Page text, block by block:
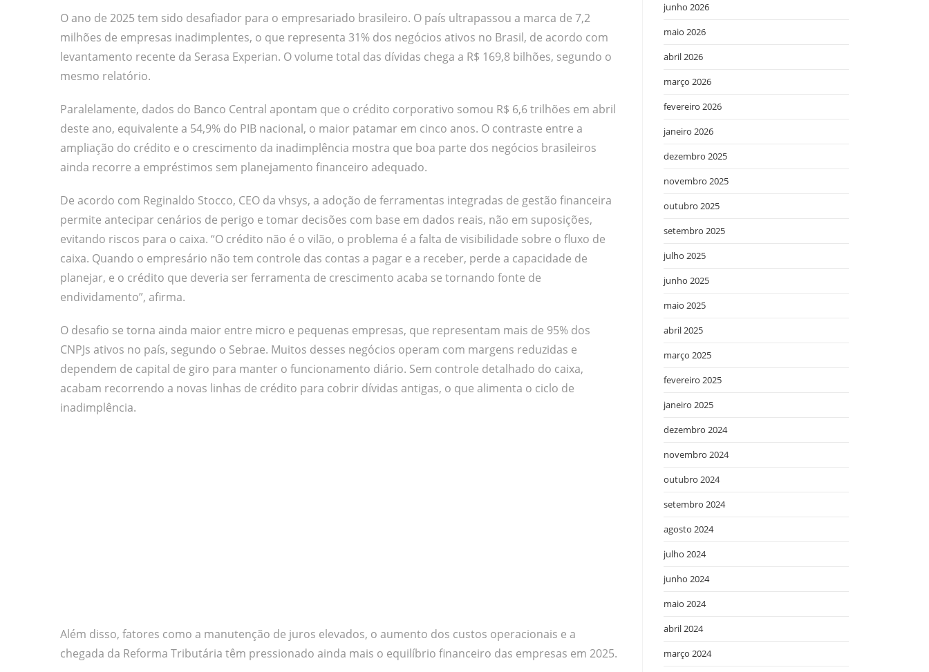
O ano de 2025 tem sido desafiador para o empresariado brasileiro. O país ultrapassou a marca de 7,2
milhões de empresas inadimplentes, o que representa 31% dos negócios ativos no Brasil, de acordo com
levantamento recente da Serasa Experian. O volume total das dívidas chega a R$ 169,8 bilhões, segundo o
mesmo relatório.
Paralelamente, dados do Banco Central apontam que o crédito corporativo somou R$ 6,6 trilhões em abril
deste ano, equivalente a 54,9% do PIB nacional, o maior patamar em cinco anos. O contraste entre a
ampliação do crédito e o crescimento da inadimplência mostra que boa parte dos negócios brasileiros
ainda recorre a empréstimos sem planejamento financeiro adequado.
De acordo com Reginaldo Stocco, CEO da vhsys, a adoção de ferramentas integradas de gestão financeira
permite antecipar cenários de perigo e tomar decisões com base em dados reais, não em suposições,
evitando riscos para o caixa. “O crédito não é o vilão, o problema é a falta de visibilidade sobre o fluxo de
caixa. Quando o empresário não tem controle das contas a pagar e a receber, perde a capacidade de
planejar, e o crédito que deveria ser ferramenta de crescimento acaba se tornando fonte de
endividamento”, afirma.
O desafio se torna ainda maior entre micro e pequenas empresas, que representam mais de 95% dos
CNPJs ativos no país, segundo o Sebrae. Muitos desses negócios operam com margens reduzidas e
dependem de capital de giro para manter o funcionamento diário. Sem controle detalhado do caixa,
acabam recorrendo a novas linhas de crédito para cobrir dívidas antigas, o que alimenta o ciclo de
inadimplência.
Além disso, fatores como a manutenção de juros elevados, o aumento dos custos operacionais e a
chegada da Reforma Tributária têm pressionado ainda mais o equilíbrio financeiro das empresas em 2025.
junho 2026
maio 2026
abril 2026
março 2026
fevereiro 2026
janeiro 2026
dezembro 2025
novembro 2025
outubro 2025
setembro 2025
julho 2025
junho 2025
maio 2025
abril 2025
março 2025
fevereiro 2025
janeiro 2025
dezembro 2024
novembro 2024
outubro 2024
setembro 2024
agosto 2024
julho 2024
junho 2024
maio 2024
abril 2024
março 2024